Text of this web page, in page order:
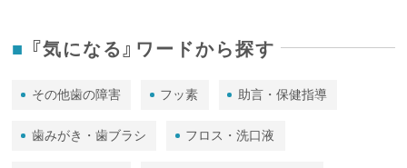
『気になる』ワードから探す
その他歯の障害 フッ素 助言・保健指導
歯みがき・歯ブラシ フロス・洗口液